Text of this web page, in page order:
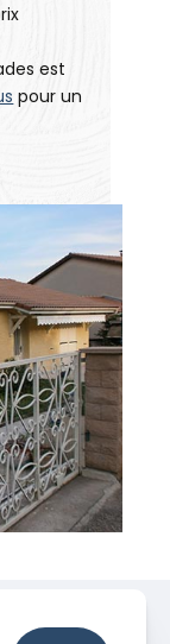
est
pour un